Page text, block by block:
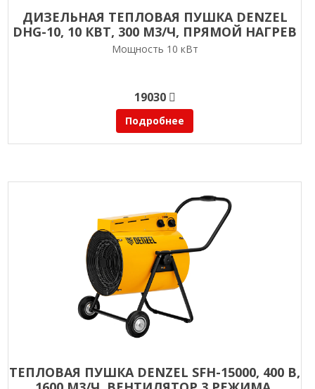
ДИЗЕЛЬНАЯ ТЕПЛОВАЯ ПУШКА DENZEL
DHG-10, 10 КВТ, 300 М3/Ч, ПРЯМОЙ НАГРЕВ
Мощность 10 кВт
19030
Подробнее
ТЕПЛОВАЯ ПУШКА DENZEL SFH-15000, 400 В,